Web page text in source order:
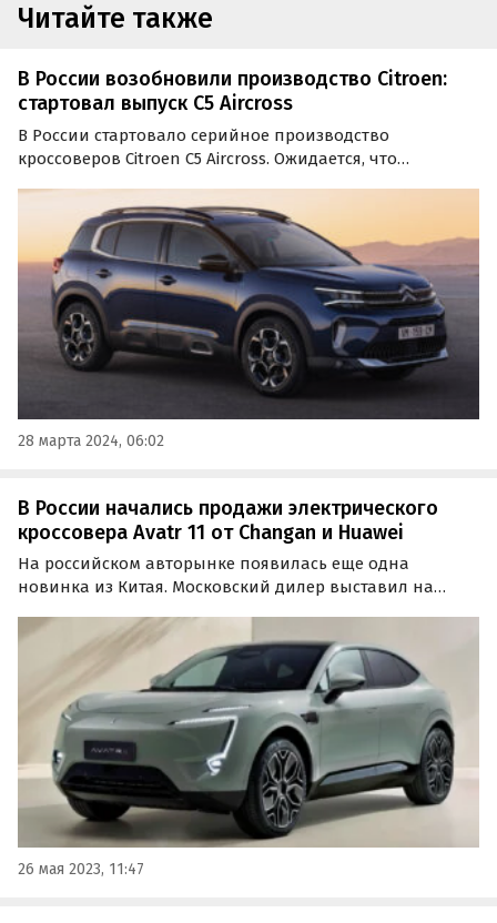
Читайте также
В России возобновили производство Citroen:
стартовал выпуск C5 Aircross
В России стартовало серийное производство
кроссоверов Citroen C5 Aircross. Ожидается, что
Рус» в Калужской области, появятся в продаже в
середине мая.
28 марта 2024, 06:02
В России начались продажи электрического
кроссовера Avatr 11 от Changan и Huawei
На российском авторынке появилась еще одна
новинка из Китая. Московский дилер выставил на
электрический кроссовер Avatr 11 2023 года выпуска,
созданный в рамках совместного проекта Changan с
Huawei и CATL.
26 мая 2023, 11:47